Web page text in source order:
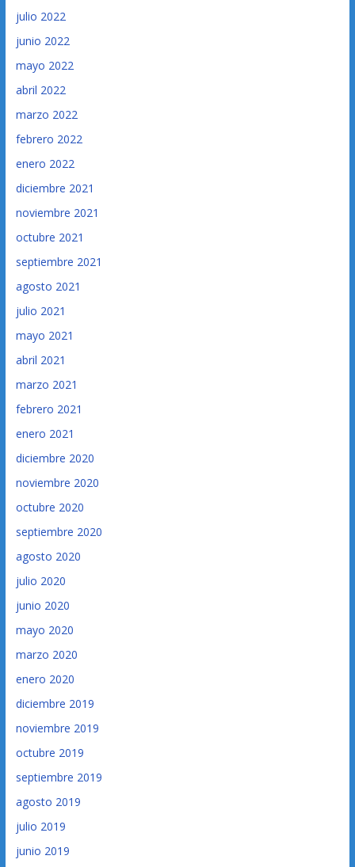
julio 2022
junio 2022
mayo 2022
abril 2022
marzo 2022
febrero 2022
enero 2022
diciembre 2021
noviembre 2021
octubre 2021
septiembre 2021
agosto 2021
julio 2021
mayo 2021
abril 2021
marzo 2021
febrero 2021
enero 2021
diciembre 2020
noviembre 2020
octubre 2020
septiembre 2020
agosto 2020
julio 2020
junio 2020
mayo 2020
marzo 2020
enero 2020
diciembre 2019
noviembre 2019
octubre 2019
septiembre 2019
agosto 2019
julio 2019
junio 2019